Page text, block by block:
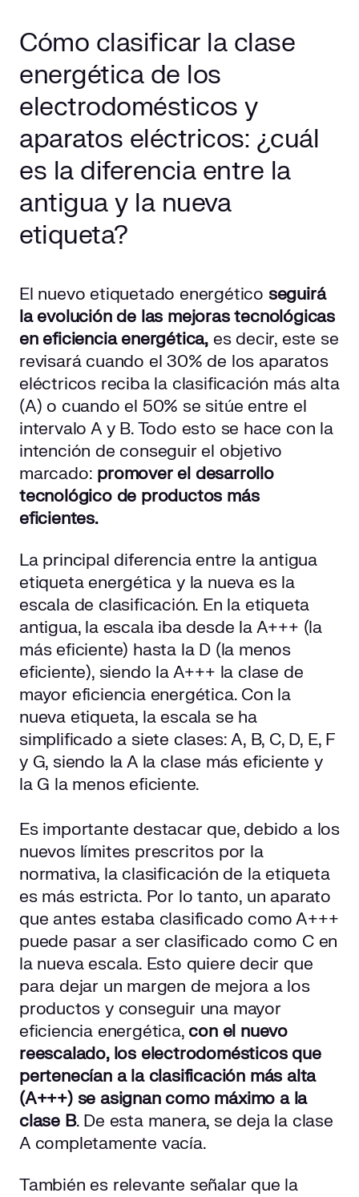
Cómo clasificar la clase
energética de los
electrodomésticos y
aparatos eléctricos: ¿cuál
es la diferencia entre la
antigua y la nueva
etiqueta?
El nuevo etiquetado energético seguirá
la evolución de las mejoras tecnológicas
en eficiencia energética, es decir, este se
revisará cuando el 30% de los aparatos
eléctricos reciba la clasificación más alta
(A) o cuando el 50% se sitúe entre el
intervalo A y B. Todo esto se hace con la
intención de conseguir el objetivo
marcado: promover el desarrollo
tecnológico de productos más
eficientes.
La principal diferencia entre la antigua
etiqueta energética y la nueva es la
escala de clasificación. En la etiqueta
antigua, la escala iba desde la A+++ (la
más eficiente) hasta la D (la menos
eficiente), siendo la A+++ la clase de
mayor eficiencia energética. Con la
nueva etiqueta, la escala se ha
simplificado a siete clases: A, B, C, D, E, F
y G, siendo la A la clase más eficiente y
la G la menos eficiente.
Es importante destacar que, debido a los
nuevos límites prescritos por la
normativa, la clasificación de la etiqueta
es más estricta. Por lo tanto, un aparato
que antes estaba clasificado como A+++
puede pasar a ser clasificado como C en
la nueva escala. Esto quiere decir que
para dejar un margen de mejora a los
productos y conseguir una mayor
eficiencia energética, con el nuevo
reescalado, los electrodomésticos que
pertenecían a la clasificación más alta
(A+++) se asignan como máximo a la
clase B. De esta manera, se deja la clase
A completamente vacía.
También es relevante señalar que la